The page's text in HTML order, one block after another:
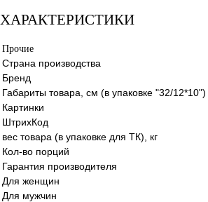
ХАРАКТЕРИСТИКИ
Прочие
Страна производства
Бренд
Габариты товара, см (в упаковке "32/12*10")
Картинки
ШтрихКод
вес товара (в упаковке для ТК), кг
Кол-во порций
Гарантия производителя
Для женщин
Для мужчин